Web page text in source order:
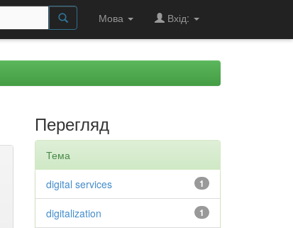
Мова Вхід:
Перегляд
Тема
1
digital services
1
digitalization